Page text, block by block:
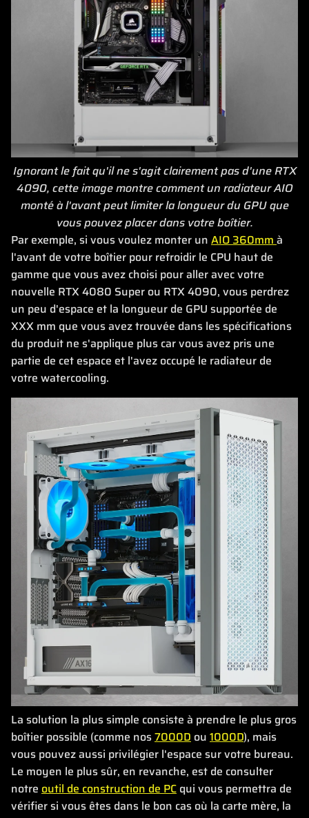
Ignorant le fait qu'il ne s'agit clairement pas d'une RTX
4090, cette image montre comment un radiateur AIO
monté à l'avant peut limiter la longueur du GPU que
vous pouvez placer dans votre boîtier.
Par exemple, si vous voulez monter un AIO 360mmà
l'avant de votre boîtier pour refroidir le CPU haut de
gamme que vous avez choisi pour aller avec votre
nouvelle RTX 4080 Super ou RTX 4090, vous perdrez
un peu d'espace et la longueur de GPU supportée de
XXX mm que vous avez trouvée dans les spécifications
du produit ne s'applique plus car vous avez pris une
partie de cet espace et l'avez occupé le radiateur de
votre watercooling.
La solution la plus simple consiste à prendre le plus gros
boîtier possible (comme nos7000D ou 1000D), mais
vous pouvez aussi privilégier l'espace sur votre bureau.
Le moyen le plus sûr, en revanche, est de consulter
notre outil de construction de PC qui vous permettra de
vérifier si vous êtes dans le bon cas où la carte mère, la